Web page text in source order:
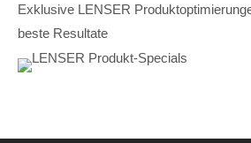
Exklusive LENSER
beste Resultate